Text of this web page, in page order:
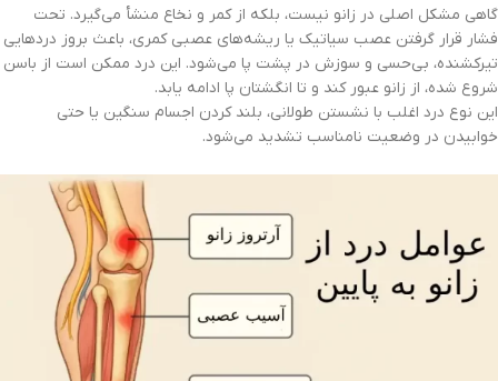
گاهی مشکل اصلی در زانو نیست، بلکه از کمر و نخاع منشأ می‌گیرد. تحت
فشار قرار گرفتن عصب سیاتیک یا ریشه‌های عصبی کمری، باعث بروز دردهایی
تیرکشنده، بی‌حسی و سوزش در پشت پا می‌شود. این درد ممکن است از باسن
شروع شده، از زانو عبور کند و تا انگشتان پا ادامه یابد.
این نوع درد اغلب با نشستن طولانی، بلند کردن اجسام سنگین یا حتی
خوابیدن در وضعیت نامناسب تشدید می‌شود.